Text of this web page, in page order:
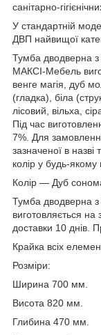
санітарно-
У стандартній
ДВП найвищої
Тумба дводверна
МАКСІ-Мебель
венге магія, дуб
(гладка), біла
лісовий, вільха,
Під час
7%. Для
зазначеної в
колір у будь-
Колір — Дуб
Тумба дводверна
виготовляється
доставки 10 днів.
Крайка всіх
Розміри:
Ширина 700 мм.
Висота 820 мм.
Глибина 470 мм.